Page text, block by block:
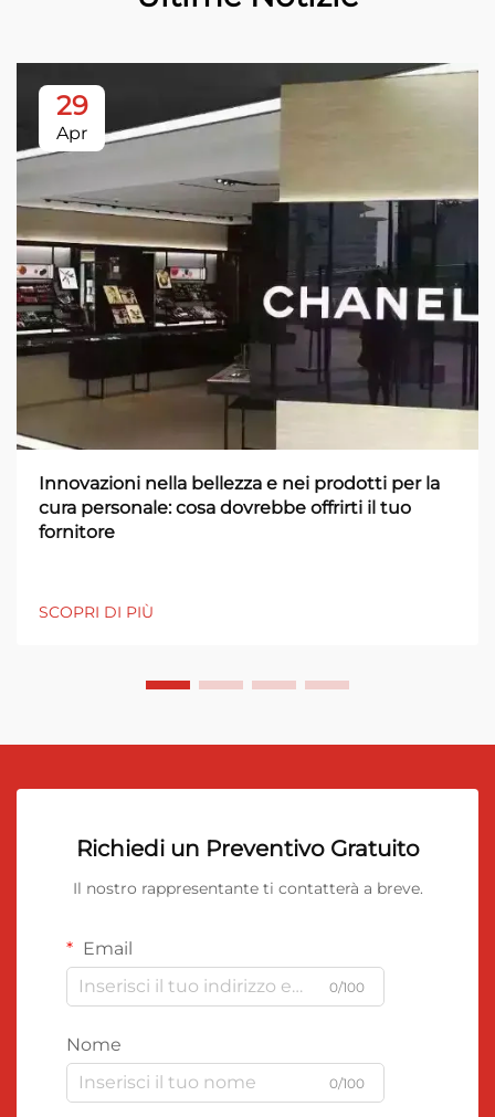
29
Apr
Innovazioni nella bellezza e nei prodotti per la
cura personale: cosa dovrebbe offrirti il tuo
fornitore
SCOPRI DI PIÙ
Richiedi un Preventivo Gratuito
Il nostro rappresentante ti contatterà a breve.
Email
0/100
Nome
0/100